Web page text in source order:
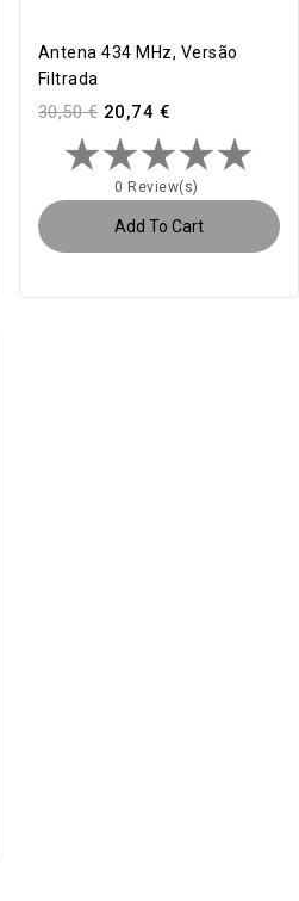
Antena 434 MHz, Versão
Filtrada
30,50 € 20,74 €
0 Review(s)
Add To Cart